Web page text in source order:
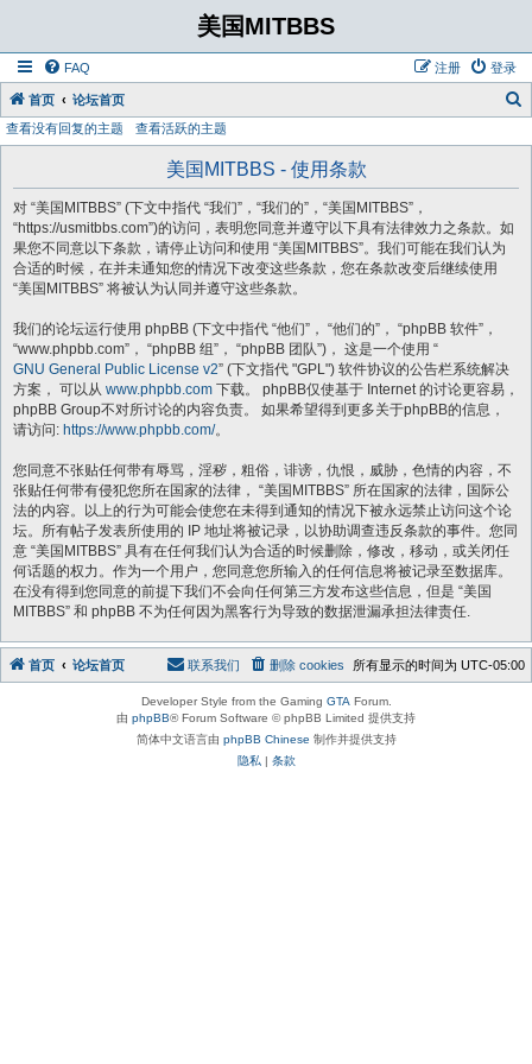
美国MITBBS
FAQ 登录
注册
首页 论坛首页
查看没有回复的主题 查看活跃的主题
美国MITBBS - 使用条款
对 “美国MITBBS” (下文中指代 “我们”，“我们的”，“美国MITBBS”，
“https://usmitbbs.com”)的访问，表明您同意并遵守以下具有法律效力之条款。如
果您不同意以下条款，请停止访问和使用 “美国MITBBS”。我们可能在我们认为
合适的时候，在并未通知您的情况下改变这些条款，您在条款改变后继续使用
“美国MITBBS” 将被认为认同并遵守这些条款。
我们的论坛运行使用 phpBB (下文中指代 “他们”， “他们的”， “phpBB 软件”，
“www.phpbb.com”， “phpBB 组”， “phpBB 团队”)， 这是一个使用 “
GNU General Public License v2” (下文指代 "GPL") 软件协议的公告栏系统解决
方案， 可以从 www.phpbb.com 下载。 phpBB仅使基于 Internet 的讨论更容易，
phpBB Group不对所讨论的内容负责。 如果希望得到更多关于phpBB的信息，
请访问: https://www.phpbb.com/。
您同意不张贴任何带有辱骂，淫秽，粗俗，诽谤，仇恨，威胁，色情的内容，不
张贴任何带有侵犯您所在国家的法律， “美国MITBBS” 所在国家的法律，国际公
法的内容。以上的行为可能会使您在未得到通知的情况下被永远禁止访问这个论
坛。所有帖子发表所使用的 IP 地址将被记录，以协助调查违反条款的事件。您同
意 “美国MITBBS” 具有在任何我们认为合适的时候删除，修改，移动，或关闭任
何话题的权力。作为一个用户，您同意您所输入的任何信息将被记录至数据库。
在没有得到您同意的前提下我们不会向任何第三方发布这些信息，但是 “美国
MITBBS” 和 phpBB 不为任何因为黑客行为导致的数据泄漏承担法律责任.
首页 论坛首页 所有显示的时间为 UTC-05:00
删除 cookies
联系我们
Developer Style from the Gaming GTA Forum.
由 phpBB® Forum Software © phpBB Limited 提供支持
简体中文语言由 phpBB Chinese 制作并提供支持
隐私 | 条款